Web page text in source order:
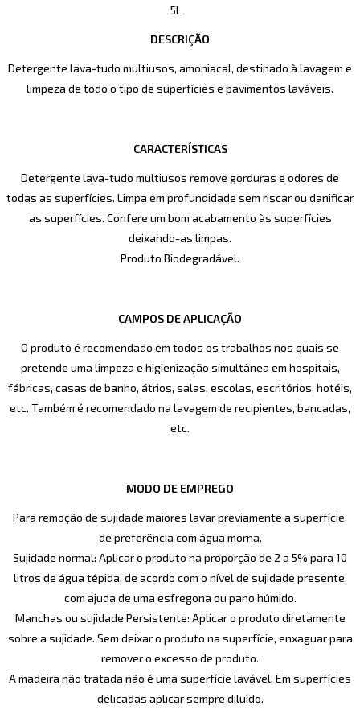
5L
DESCRIÇÃO
Detergente lava-tudo multiusos, amoniacal, destinado à lavagem e
limpeza de todo o tipo de superfícies e pavimentos laváveis.
CARACTERÍSTICAS
Detergente lava-tudo multiusos remove gorduras e odores de
todas as superfícies. Limpa em profundidade sem riscar ou danificar
as superfícies. Confere um bom acabamento às superfícies
deixando-as limpas.
Produto Biodegradável.
CAMPOS DE APLICAÇÃO
O produto é recomendado em todos os trabalhos nos quais se
pretende uma limpeza e higienização simultânea em hospitais,
fábricas, casas de banho, átrios, salas, escolas, escritórios, hotéis,
etc. Também é recomendado na lavagem de recipientes, bancadas,
etc.
MODO DE EMPREGO
Para remoção de sujidade maiores lavar previamente a superfície,
de preferência com água morna.
Sujidade normal: Aplicar o produto na proporção de 2 a 5% para 10
litros de água tépida, de acordo com o nível de sujidade presente,
com ajuda de uma esfregona ou pano húmido.
Manchas ou sujidade Persistente: Aplicar o produto diretamente
sobre a sujidade. Sem deixar o produto na superfície, enxaguar para
remover o excesso de produto.
A madeira não tratada não é uma superfície lavável. Em superfícies
delicadas aplicar sempre diluído.